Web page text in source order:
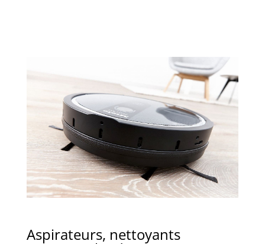
Aspirateurs, nettoyants